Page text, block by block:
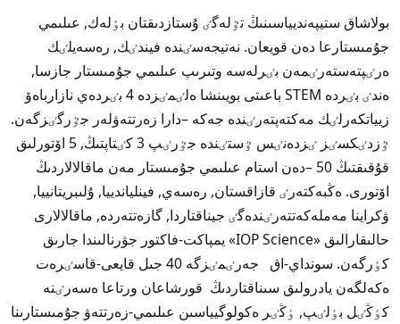
بولاشاق ستيپەنديياسىنىڭ تٷلەگٸ ۇستازدىقتان بٶلەك, عىلىمي
جۇمىستارعا دەن قويعان. نەتيجەسٸندە فيندٸك, رەسەيلٸك
ەرٸپتەستەرٸمەن بٸرلەسە وتىرىپ عىلىمي جۇمىستار جازسا,
ەندٸ بٸردە STEM باعىتى بويىنشا ەلٸمٸزدە 4 بٸردەي نازارباەۆ
زيياتكەرلٸك مەكتەپتەرٸندە جەكە –دارا زەرتتەۋلەر جٷرگٸزگەن.
ٷزدٸكسٸز ٸزدەنٸس ٷستٸندە جٷرٸپ 3 كٸتاپتىڭ, 5 اۆتورلىق
قۇقىقتىڭ 50 –دەن استام عىلىمي جۇمىستار مەن ماقالالاردىڭ
اۆتورى. ەڭبەكتەرٸ قازاقستان, رەسەي, فينلياندييا, ۇلىبريتانييا,
ۋكراينا مەملەكەتتەرٸندەگٸ جيناقتاردا, گازەتتەردە, ماقالالارى
حالىقارالىق «IOP Science» يمپاكت-فاكتور جۋرنالىندا جارىق
كٶرگەن. سونداي-اق جەرٸمٸزگە 40 جىل قايعى-قاسٸرەت
ەكەلگەن يادرولىق سىناقتاردىڭ قورشاعان ورتاعا ەسەرٸنە
كٶڭٸل بٶلٸپ, ٶڭٸر ەكولوگيياسىن عىلىمي-زەرتتەۋ جۇمىستارىنا